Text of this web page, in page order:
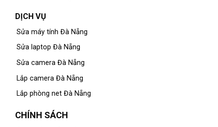
DỊCH VỤ
Sửa máy tính Đà Nẵng
Sửa laptop Đà Nẵng
Sửa camera Đà Nẵng
Lắp camera Đà Nẵng
Lắp phòng net Đà Nẵng
CHÍNH SÁCH